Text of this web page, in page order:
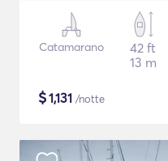
Catamarano
42 ft
13 m
$1,131 /notte